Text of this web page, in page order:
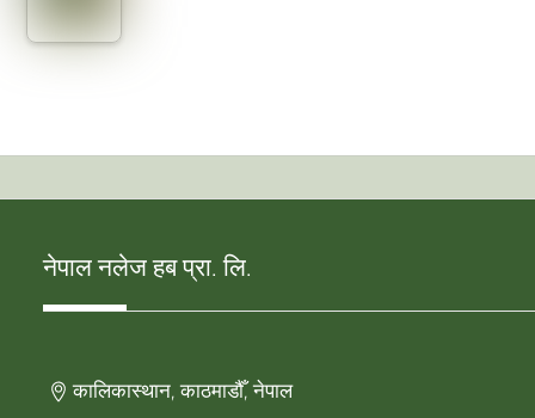
नेपाल नलेज हब प्रा. लि.
कालिकास्थान, काठमाडौँ, नेपाल